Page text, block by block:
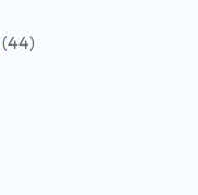
(44)